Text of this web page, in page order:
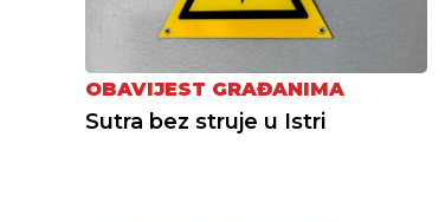
OBAVIJEST GRAĐANIMA
Sutra bez struje u Istri